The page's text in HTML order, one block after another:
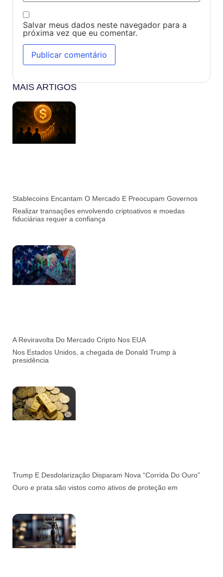
Salvar meus dados neste navegador para a
próxima vez que eu comentar.
MAIS ARTIGOS
Stablecoins Encantam O Mercado E Preocupam Governos
Realizar transações envolvendo criptoativos e moedas
fiduciárias requer a confiança
A Reviravolta Do Mercado Cripto Nos EUA
Nos Estados Unidos, a chegada de Donald Trump à
presidência
Trump E Desdolarização Disparam Nova “corrida Do Ouro”
Ouro e prata são vistos como ativos de proteção em